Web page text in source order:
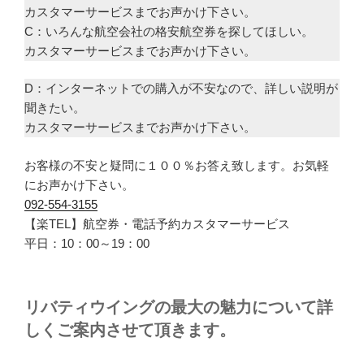
カスタマーサービスまでお声かけ下さい。
C：いろんな航空会社の格安航空券を探してほしい。
カスタマーサービスまでお声かけ下さい。
D：インターネットでの購入が不安なので、詳しい説明が
聞きたい。
カスタマーサービスまでお声かけ下さい。
お客様の不安と疑問に１００％お答え致します。お気軽
にお声かけ下さい。
092-554-3155
【楽TEL】航空券・電話予約カスタマーサービス
平日：10：00～19：00
リバティウイングの最大の魅力について詳
しくご案内させて頂きます。